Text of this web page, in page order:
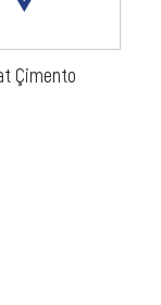
Çimento